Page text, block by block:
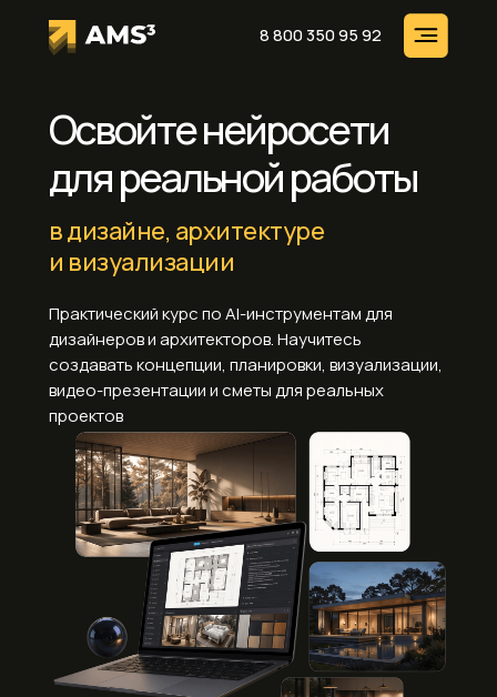
Практический курс по AI-инструментам для
дизайнеров и архитекторов. Научитесь
создавать концепции, планировки, визуализации,
видео-презентации и сметы для реальных
проектов
в дизайне, архитектуре
и визуализации
8 800 350 95 92
Освойте нейросети
для реальной работы